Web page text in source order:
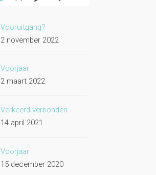
Vooruitgang?
2 november 2022
Voorjaar
2 maart 2022
Verkeerd verbonden
14 april 2021
Voorjaar
15 december 2020